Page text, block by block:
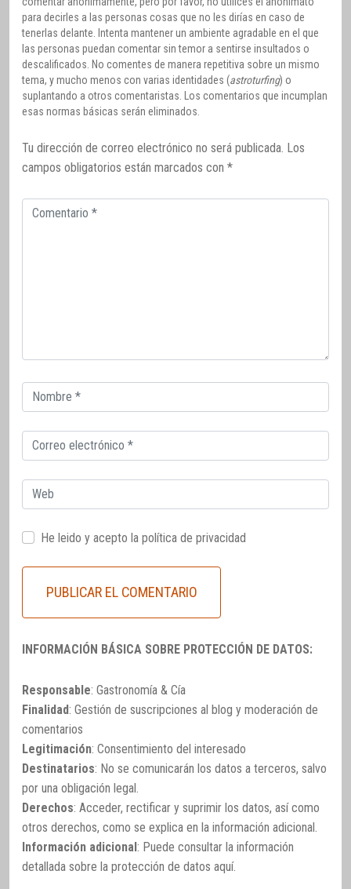
para decirles a las personas cosas que no les dirías en caso de
tenerlas delante. Intenta mantener un ambiente agradable en el que
las personas puedan comentar sin temor a sentirse insultados o
descalificados. No comentes de manera repetitiva sobre un mismo
tema, y mucho menos con varias identidades (astroturfing) o
suplantando a otros comentaristas. Los comentarios que incumplan
esas normas básicas serán eliminados.
Tu dirección de correo electrónico no será publicada. Los
campos obligatorios están marcados con *
Comentario
Correo
electrónico
Correo
electrónico
Web
He leido y acepto la política de privacidad
INFORMACIÓN BÁSICA SOBRE PROTECCIÓN DE DATOS:
Responsable: Gastronomía & Cía
Finalidad: Gestión de suscripciones al blog y moderación de
comentarios
Legitimación: Consentimiento del interesado
Destinatarios: No se comunicarán los datos a terceros, salvo
por una obligación legal.
Derechos: Acceder, rectificar y suprimir los datos, así como
otros derechos, como se explica en la información adicional.
Información adicional : Puede consultar la información
detallada sobre la protección de datos aquí.